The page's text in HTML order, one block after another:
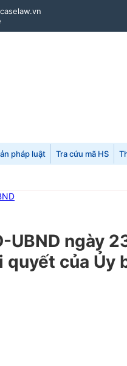
pháp luật Tra cứu mã HS
UBND ngày
của Ủy